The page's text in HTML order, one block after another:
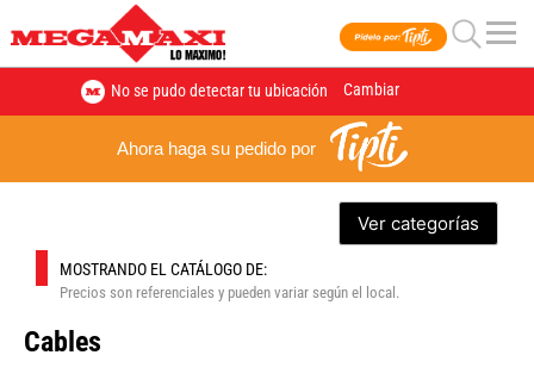
No se pudo detectar tu ubicación Cambiar
Ahora haga su pedido por
Ver categorías
MOSTRANDO EL CATÁLOGO DE:
Precios son referenciales y pueden variar según el local.
Cables